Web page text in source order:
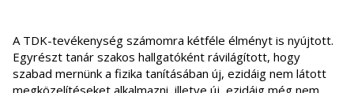
A TDK-tevékenység számomra kétféle élményt is nyújtott.
Egyrészt tanár szakos hallgatóként rávilágított, hogy
szabad mernünk a fizika tanításában új, ezidáig nem látott
megközelítéseket alkalmazni, illetve új, ezidáig még nem